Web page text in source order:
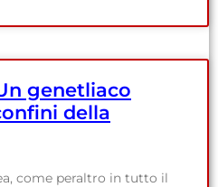
genetliaco
della
come peraltro in tutto il